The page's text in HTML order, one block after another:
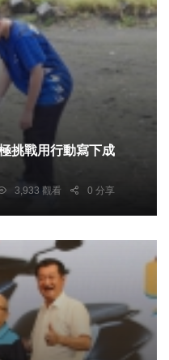
挑戰用行動寫下成
3,933 觀看 0 分享